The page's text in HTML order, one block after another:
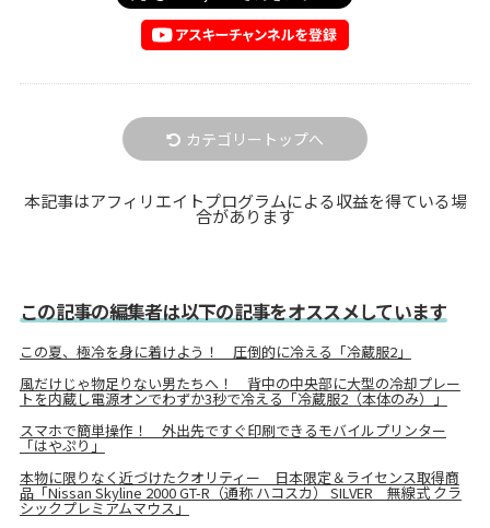
カテゴリートップへ
本記事はアフィリエイトプログラムによる収益を得ている場
合があります
この記事の編集者は以下の記事をオススメしています
この夏、極冷を身に着けよう！ 圧倒的に冷える「冷蔵服2」
風だけじゃ物足りない男たちへ！ 背中の中央部に大型の冷却プレー
トを内蔵し電源オンでわずか3秒で冷える「冷蔵服2（本体のみ）」
スマホで簡単操作！ 外出先ですぐ印刷できるモバイルプリンター
「はやぷり」
本物に限りなく近づけたクオリティー 日本限定＆ライセンス取得商
品「Nissan Skyline 2000 GT-R（通称 ハコスカ） SILVER 無線式 クラ
シックプレミアムマウス」